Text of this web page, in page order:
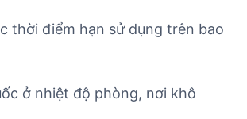
thời điểm hạn sử dụng trên bao
ở nhiệt độ phòng, nơi khô